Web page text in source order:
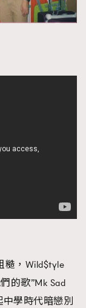
糙，Wild$tyle
的歌”Mk Sad
中學時代暗戀別